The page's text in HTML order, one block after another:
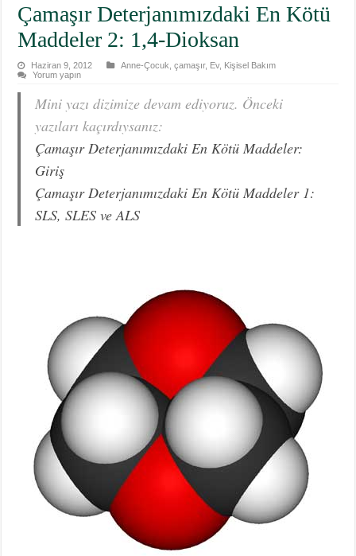
Çamaşır Deterjanımızdaki En Kötü
Maddeler 2: 1,4-Dioksan
Haziran 9, 2012 Anne-Çocuk ,çamaşır, Ev, Kişisel Bakım
Yorum yapın
Mini yazı dizimize devam ediyoruz. Önceki
yazıları kaçırdıysanız:
Çamaşır Deterjanımızdaki En Kötü Maddeler:
Giriş
Çamaşır Deterjanımızdaki En Kötü Maddeler 1:
SLS, SLES ve ALS